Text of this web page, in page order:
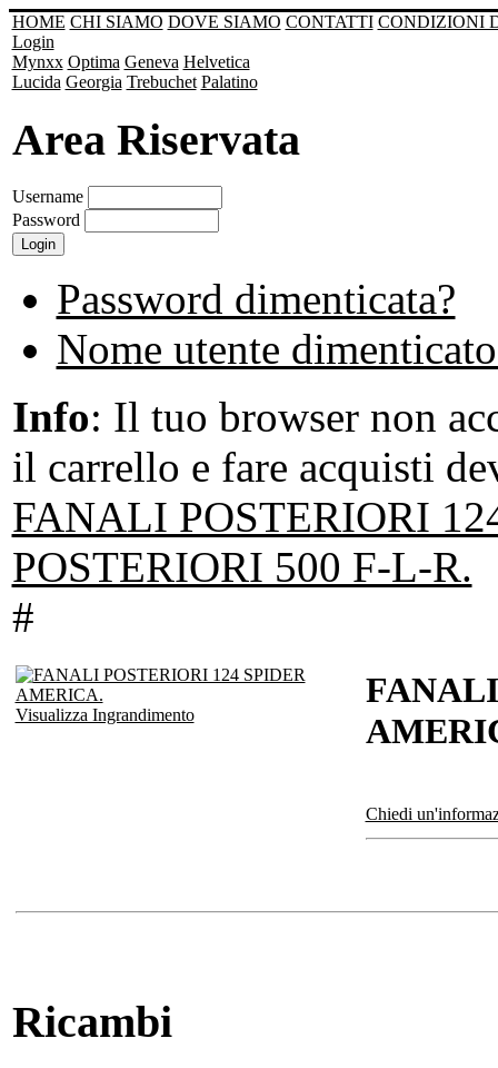
HOME CHI SIAMO DOVE SIAMO CONTATTI CONDIZIONI
Login
Mynxx Optima Geneva Helvetica
Lucida Georgia Trebuchet Palatino
Area Riservata
Username
Password
Password dimenticata?
Nome utente
Info: Il tuo browser non
il carrello e fare acquisti
FANALI POSTERIORI
POSTERIORI 500 F-L-R.
#
Visualizza Ingrandimento
Chiedi
Ricambi